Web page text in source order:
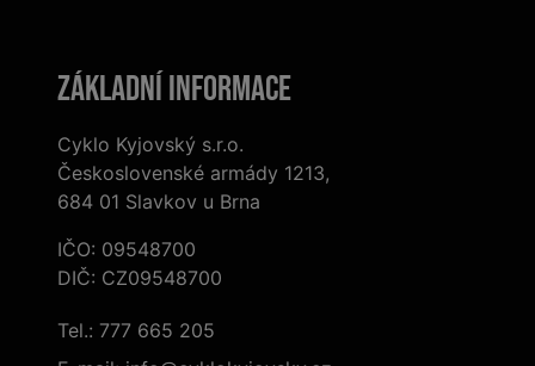
Základní informace
Cyklo Kyjovský s.r.o.
Československé armády 1213,
684 01 Slavkov u Brna
IČO: 09548700
DIČ: CZ09548700
Tel.: 777 665 205